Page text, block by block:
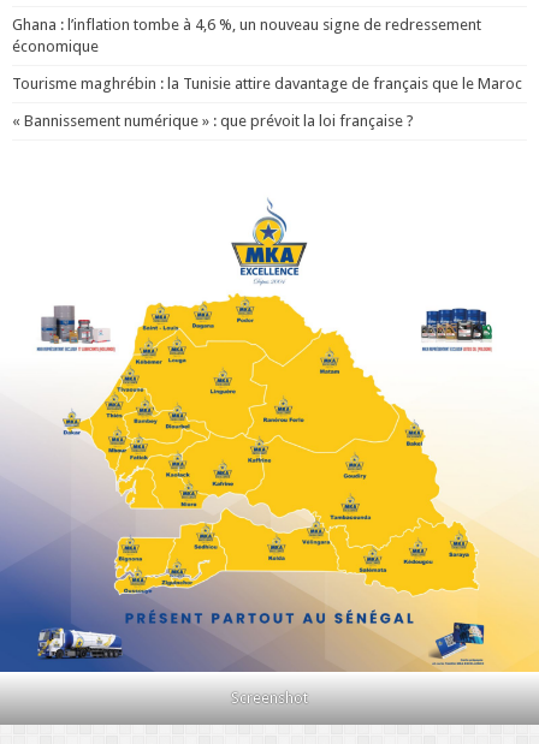
Ghana : l’inflation tombe à 4,6 %, un nouveau signe de redressement
économique
Tourisme maghrébin : la Tunisie attire davantage de français que le Maroc
« Bannissement numérique » : que prévoit la loi française ?
Screenshot